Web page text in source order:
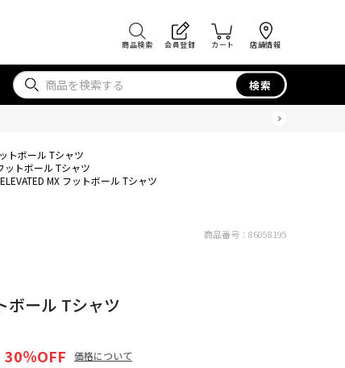
商品検索 会員登録 カート 店舗情報
検索
トボール Tシャツ
ットボール Tシャツ
MX フットボール Tシャツ
ボール Tシャツ
30％OFF 価格について
商品番号： 86058195